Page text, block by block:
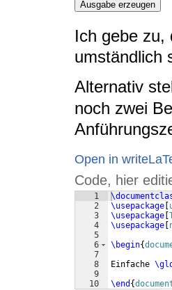
Ausgabe erzeugen
Ich gebe zu,
umständlich
Alternativ
noch zwei
Open in
Code, hier
1
2
3
4
5
6
7
8
9
10
\usepackage
\usepackage
\usepackage
\begin{
Einfache
\end {